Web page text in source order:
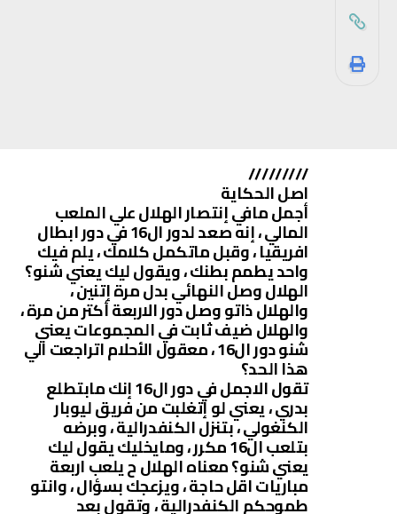
/////////
اصل الحكاية
أجمل مافي إنتصار الهلال علي الملعب
المالي ، إنه صعد لدور ال16 في دور ابطال
افريقيا ، وقبل ماتكمل كلامك ، يلم فيك
واحد يطمم بطنك ، ويقول ليك يعني شنو؟
الهلال وصل النهائي بدل مرة إتنين ،
والهلال ذاتو وصل دور الاربعة أكتر من مرة ،
والهلال ضيف ثابت في المجموعات يعني
شنو دور ال16 ، معقول الأحلام اتراجعت الي
هذا الحد؟
تقول الاجمل في دور ال16 إنك مابتطلع
بدري ، يعني لو إتغلبت من فريق ليوبار
الكنغولي ، بتنزل الكنفدرالية ، وبرضه
بتلعب ال16 مكرر ، ومايخليك يقول ليك
يعني شنو؟ معناه الهلال ح يلعب اربعة
مباريات اقل حاجة ، ويزعجك بسؤال ، وانتو
طموحكم الكنفدرالية ، وتقول بعد